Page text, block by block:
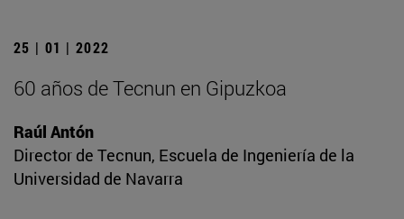
25 | 01 | 2022
60 años de Tecnun en Gipuzkoa
Raúl Antón
Director de Tecnun, Escuela de Ingeniería de la
Universidad de Navarra